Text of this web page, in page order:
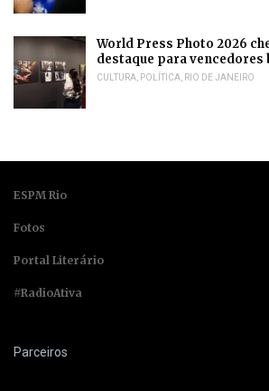
World Press Photo 2026
destaque para
CULTURA POLÍTICA RIO DE JANEIRO
ESPM Rio
Fotos
Portal Literário
#RadioAtiva
Parceiros